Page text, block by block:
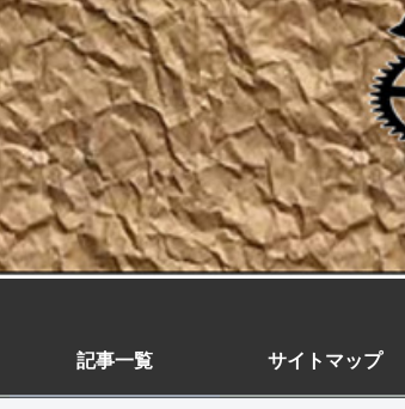
記事一覧 サイトマップ